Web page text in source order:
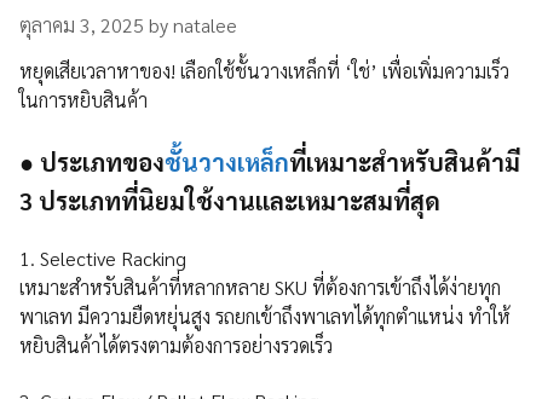
ตุลาคม 3, 2025 bynatalee
หยุดเสียเวลาหาของ! เลือกใช้ชั้นวางเหล็กที่ ‘ใช่’ เพื่อเพิ่มความเร็ว
ในการหยิบสินค้า
● ประเภทของชั้นวางเหล็กที่เหมาะสำหรับสินค้ามี
3 ประเภทที่นิยมใช้งานและเหมาะสมที่สุด
1. Selective Racking
เหมาะสำหรับสินค้าที่หลากหลาย SKU ที่ต้องการเข้าถึงได้ง่ายทุก
พาเลท มีความยืดหยุ่นสูง รถยกเข้าถึงพาเลทได้ทุกตำแหน่ง ทำให้
หยิบสินค้าได้ตรงตามต้องการอย่างรวดเร็ว